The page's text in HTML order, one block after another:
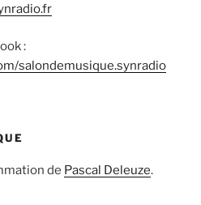
:
salondemusique.synradio
de Pascal Deleuze.